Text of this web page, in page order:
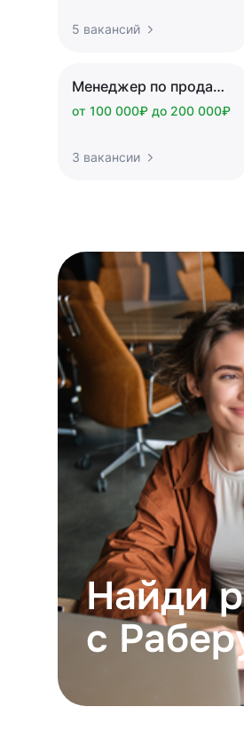
5 вакансий
Менеджер по продажам
от 100 000₽ до 200 000₽
3 вакансии
Найди
с